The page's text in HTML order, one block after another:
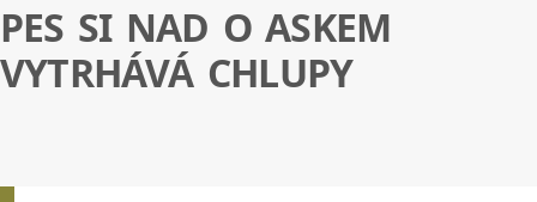
PES SI NAD O ASKEM
VYTRHÁVÁ CHLUPY